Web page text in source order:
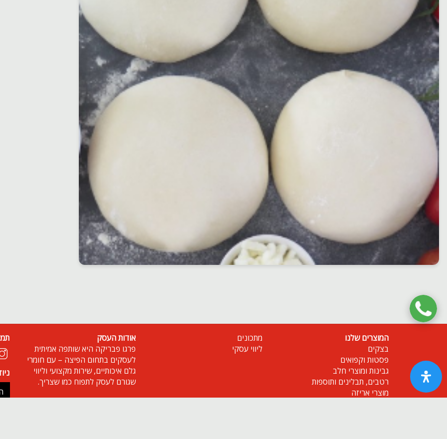
המוצרים שלנו
בצקים
פסטות וקפואים
גבינות ומוצרי חלב
רטבים, תבלינים ותוספות
מוצרי אריזה
מתכונים
ליווי עסקי
אודות העסק
פרגו פבריקה היא שותפה אמיתית
לעסקים בתחום הפיצה – עם חומרי
גלם איכותיים, שירות מקצועי וליווי
שגורם לעסק לתפוח כמו שצריך.